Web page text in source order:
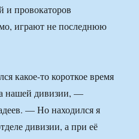
и провокаторов
играют не последнюю
какое-то короткое время
нашей дивизии, —
— Но находился я
дивизии, а при её